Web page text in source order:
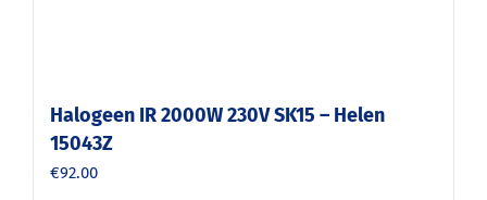
Halogeen IR 2000W 230V SK15 – Helen
15043Z
€92.00